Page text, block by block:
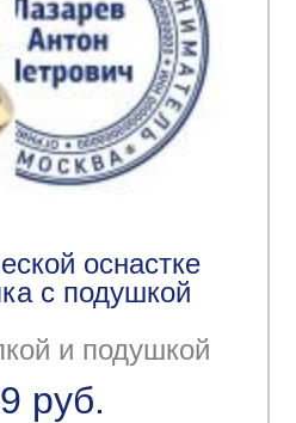
оснастке
с подушкой
и подушкой
руб.